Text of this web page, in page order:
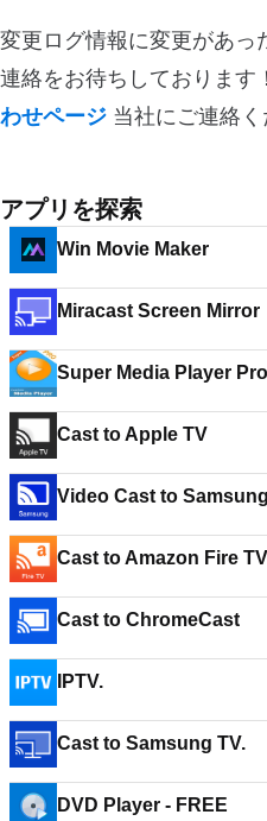
変更ログ情報に変更があっ
連絡をお待ちしております
わせページ 当社にご連絡く
アプリを探索
Win Movie Maker
Miracast Screen Mirror
Super Media Player Pro
Cast to Apple TV
Video Cast to
Cast to Amazon Fire TV
Cast to ChromeCast
IPTV.
Cast to Samsung TV.
DVD Player - FREE